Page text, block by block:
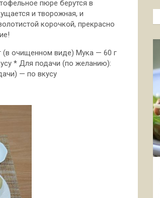
пюре берутся в
и творожная, и
корочкой, прекрасно
(в очищенном виде) Мука — 60 г
* Для подачи (по желанию):
— по вкусу